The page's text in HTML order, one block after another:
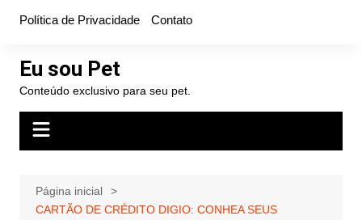
conteúdo
Política de Privacidade Contato
Eu sou Pet
Conteúdo exclusivo para seu pet.
Página inicial
CARTÃO DE CRÉDITO DIGIO: CONHEA SEUS